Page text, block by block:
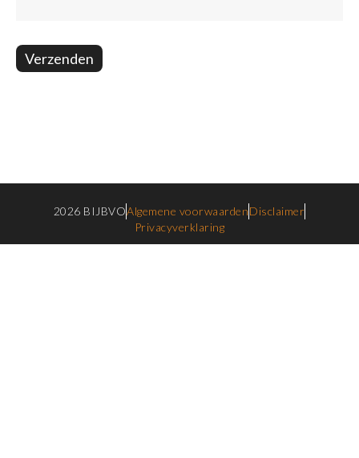
Verzenden
2026 BIJBVOAlgemene voorwaardenDisclaimer
Privacyverklaring